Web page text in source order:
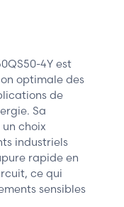
4Y est
optimale des
de
Sa
choix
industriels
rapide en
ce qui
sensibles